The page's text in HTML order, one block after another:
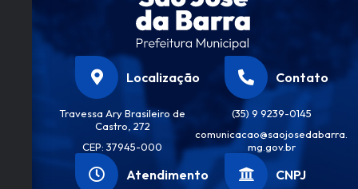
Localização
Travessa Ary Brasileiro de
Castro, 272
CEP: 37945-000
Contato
(35) 9 9239-0145
comunicacao@saojosedabarra.
mg.gov.br
Atendimento CNPJ